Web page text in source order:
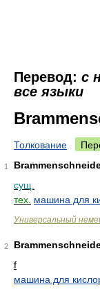
Перевод: с
все языки
Толкование
1
сущ.
тех. машина для
Универсальный
2
f
машина для